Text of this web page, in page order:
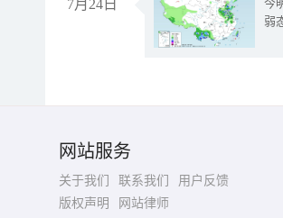
7月24日
今
弱
网站服务
关于我们 联系我们
用户反馈
版权声明
网站律师